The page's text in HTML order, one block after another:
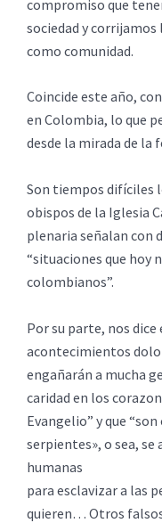
compromiso que
sociedad y corrijamos
como comunidad.
Coincide este año,
en Colombia, lo que
desde la mirada de la
Son tiempos difíciles
obispos de la Iglesia
plenaria señalan con
“situaciones que hoy
colombianos”.
Por su parte, nos dice
acontecimientos
engañarán a mucha
caridad en los
Evangelio” y que
serpientes», o sea, se
humanas
para esclavizar a las
quieren… Otros